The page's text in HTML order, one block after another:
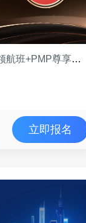
【双证班】HCIE-Datacom领航班+PMP尊享班 （VIP班）
立即报名